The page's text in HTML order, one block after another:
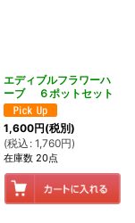
エディブルフラワーハ
ーブ ６ポットセット
1,600円(税別)
(税込 : 1,760円)
在庫数 20点